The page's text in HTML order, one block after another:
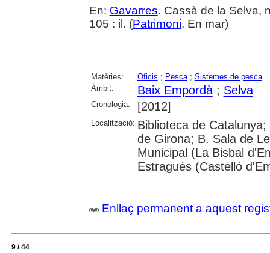
En: Gavarres. Cassà de la Selva,
105 : il. (Patrimoni. En mar)
Matèries: Oficis ; Pesca; Sistemes de pesca
Àmbit:
Baix Empordà; Selva
Cronologia: [2012]
Localització: Biblioteca de
de Girona; B. Sala de
Municipal (La Bisbal
Estragués (Castelló
Enllaç permanent a aquest
9 / 44